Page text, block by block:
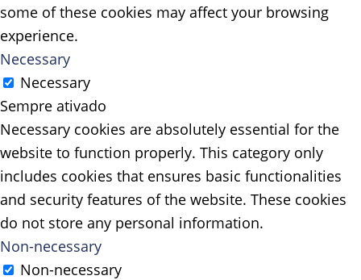
some of these cookies may affect your browsing
experience.
Necessary
Necessary
Sempre ativado
Necessary cookies are absolutely essential for the
website to function properly. This category only
includes cookies that ensures basic functionalities
and security features of the website. These cookies
do not store any personal information.
Non-necessary
Non-necessary